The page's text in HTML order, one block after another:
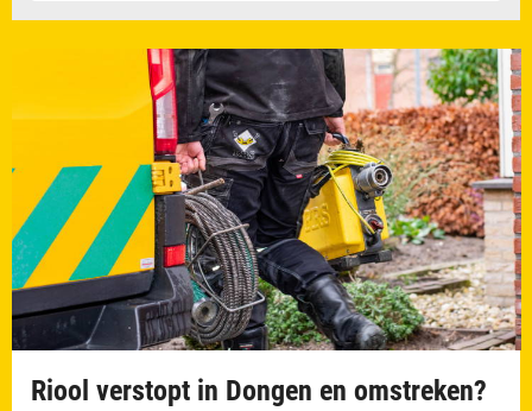
Riool verstopt in Dongen en omstreken?